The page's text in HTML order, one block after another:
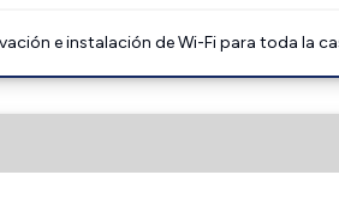
e instalación de Wi-Fi para toda la